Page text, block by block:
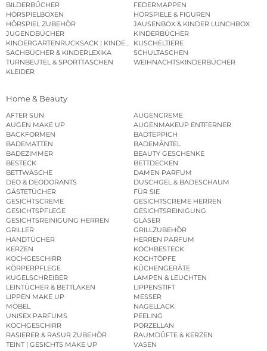
BILDERBÜCHER
FEDERMAPPEN
HÖRSPIELBOXEN
HÖRSPIELE & FIGUREN
HÖRSPIEL ZUBEHÖR
JAUSENBOX & KINDER LUNCHBOX
JUGENDBÜCHER
KINDERBÜCHER
KINDERGARTENRUCKSACK | KINDERGARTENBEUTEL
KUSCHELTIERE
SACHBÜCHER & KINDERLEXIKA
SCHULTASCHEN
TURNBEUTEL & SPORTTASCHEN
WEIHNACHTSKINDERBÜCHER
KLEIDER
Home & Beauty
AFTER SUN
AUGENCREME
AUGEN MAKE UP
AUGENMAKEUP ENTFERNER
BACKFORMEN
BADTEPPICH
BADEMATTEN
BADEMÄNTEL
BADEZIMMER
BEAUTY GESCHENKE
BESTECK
BETTDECKEN
BETTWÄSCHE
DAMEN PARFUM
DEO & DEODORANTS
DUSCHGEL & BADESCHAUM
GÄSTETÜCHER
FÜR SIE
GESICHTSCREME
GESICHTSCREME HERREN
GESICHTSPFLEGE
GESICHTSREINIGUNG
GESICHTSREINIGUNG HERREN
GLÄSER
GRILLER
GRILLZUBEHÖR
HANDTÜCHER
HERREN PARFUM
KERZEN
KOCHBESTECK
KOCHGESCHIRR
KOCHTÖPFE
KÖRPERPFLEGE
KÜCHENGERÄTE
KUGELSCHREIBER
LAMPEN & LEUCHTEN
LEINTÜCHER & BETTLAKEN
LIPPENSTIFT
LIPPEN MAKE UP
MESSER
MÖBEL
NAGELLACK
UNISEX PARFUMS
PEELING
KOCHGESCHIRR
PORZELLAN
RASIERER & RASUR ZUBEHÖR
RAUMDÜFTE & KERZEN
TEINT | GESICHTS MAKE UP
VASEN